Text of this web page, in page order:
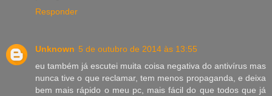
Responder
Unknown 5 de outubro de 2014 às 13:55
eu também já escutei muita coisa negativa do antivírus mas
nunca tive o que reclamar, tem menos propaganda, e deixa
bem mais rápido o meu pc, mais fácil do que todos que já